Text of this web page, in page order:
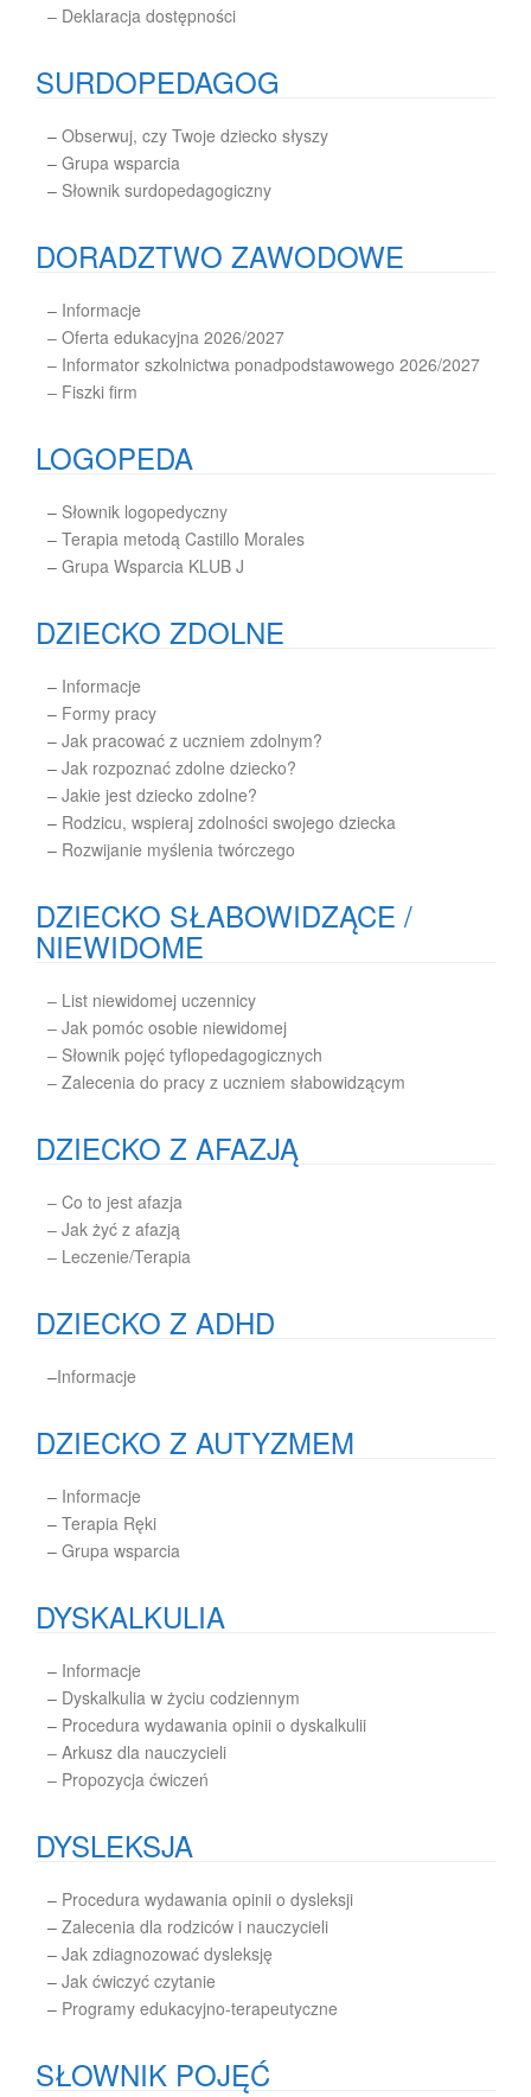
– Deklaracja dostępności
SURDOPEDAGOG
– Obserwuj, czy Twoje dziecko słyszy
– Grupa wsparcia
– Słownik surdopedagogiczny
DORADZTWO ZAWODOWE
– Informacje
– Oferta edukacyjna 2026/2027
– Informator szkolnictwa ponadpodstawowego 2026/2027
– Fiszki firm
LOGOPEDA
– Słownik logopedyczny
– Terapia metodą Castillo Morales
– Grupa Wsparcia KLUB J
DZIECKO ZDOLNE
– Informacje
– Formy pracy
– Jak pracować z uczniem zdolnym?
– Jak rozpoznać zdolne dziecko?
– Jakie jest dziecko zdolne?
– Rodzicu, wspieraj zdolności swojego dziecka
– Rozwijanie myślenia twórczego
DZIECKO SŁABOWIDZĄCE /
NIEWIDOME
– List niewidomej uczennicy
– Jak pomóc osobie niewidomej
– Słownik pojęć tyflopedagogicznych
– Zalecenia do pracy z uczniem słabowidzącym
DZIECKO Z AFAZJĄ
– Co to jest afazja
– Jak żyć z afazją
– Leczenie/Terapia
DZIECKO Z ADHD
–Informacje
DZIECKO Z AUTYZMEM
– Informacje
– Terapia Ręki
– Grupa wsparcia
DYSKALKULIA
– Informacje
– Dyskalkulia w życiu codziennym
– Procedura wydawania opinii o dyskalkulii
– Arkusz dla nauczycieli
– Propozycja ćwiczeń
DYSLEKSJA
– Procedura wydawania opinii o dysleksji
– Zalecenia dla rodziców i nauczycieli
– Jak zdiagnozować dysleksję
– Jak ćwiczyć czytanie
– Programy edukacyjno-terapeutyczne
SŁOWNIK POJĘĆ